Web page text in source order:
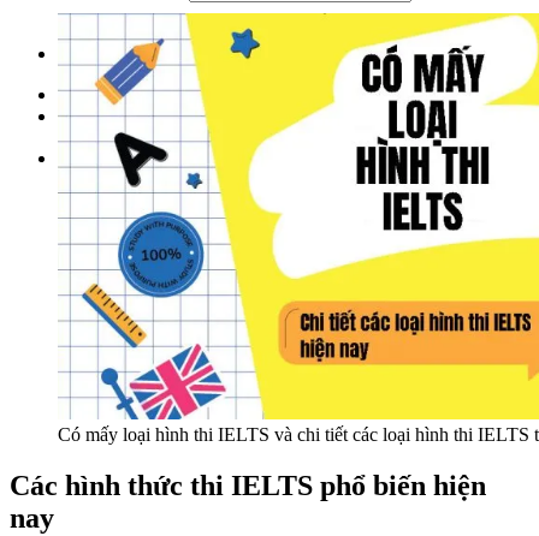
Chưa có khóa học yêu thích.
Đặt lịch / Tư vấn
Tìm kiếm:
Có mấy loại hình thi IELTS và chi tiết các loại hình thi IELTS
Các hình thức thi IELTS phổ biến hiện
nay